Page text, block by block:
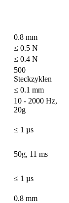
0.8 mm
≤ 0.5 N
≤ 0.4 N
500
Steckzyklen
≤ 0.1 mm
10 - 2000 Hz,
20g
≤ 1 µs
50g, 11 ms
≤ 1 µs
0.8 mm